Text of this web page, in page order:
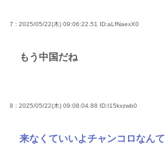
7 : 2025/05/22(木) 09:06:22.51 ID:aLfNaexX0
もう中国だね
8 : 2025/05/22(木) 09:08:04.88 ID:I15kxzwb0
来なくていいよチャンコロなんて